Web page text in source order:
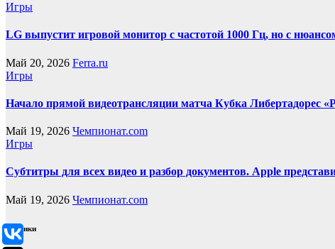
Игры
LG выпустит игровой монитор с частотой 1000 Гц, но с
Май 20, 2026 Ferra.ru
Игры
Начало прямой видеотрансляции матча Кубка Либертадорес
Май 19, 2026 Чемпионат.com
Игры
Субтитры для всех видео и разбор документов. Apple
Май 19, 2026 Чемпионат.com
Рубрики